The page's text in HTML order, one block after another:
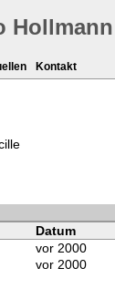
Kontakt
Datum
vor 2000
vor 2000